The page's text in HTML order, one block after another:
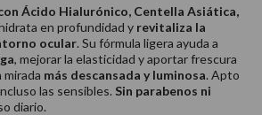
Ácido Hialurónico, Centella Asiática,
en profundidad y revitaliza la
ocular. Su fórmula ligera ayuda a
, mejorar la elasticidad y aportar frescura
mirada más descansada y luminosa. Apto
las sensibles. Sin parabenos ni
diario.